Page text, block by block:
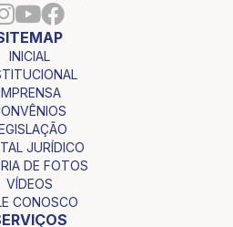
INICIAL
JURÍDICO
DE FOTOS
VÍDEOS
CONOSCO